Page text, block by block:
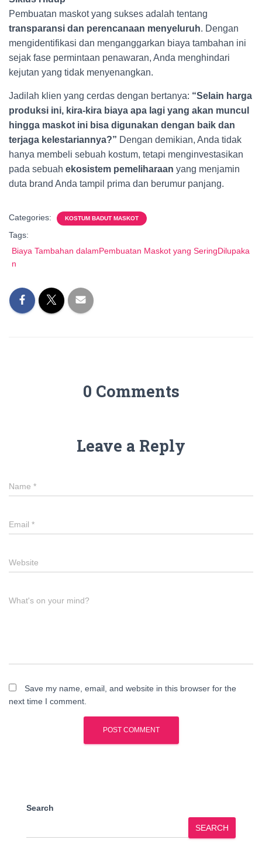
Pembuatan maskot yang sukses adalah tentang
transparansi dan perencanaan menyeluruh. Dengan
mengidentifikasi dan menganggarkan biaya tambahan ini
sejak fase permintaan penawaran, Anda menghindari
kejutan yang tidak menyenangkan.
Jadilah klien yang cerdas dengan bertanya: “Selain harga
produksi ini, kira-kira biaya apa lagi yang akan muncul
hingga maskot ini bisa digunakan dengan baik dan
terjaga kelestariannya?” Dengan demikian, Anda tidak
hanya membeli sebuah kostum, tetapi menginvestasikan
pada sebuah ekosistem pemeliharaan yang menjamin
duta brand Anda tampil prima dan berumur panjang.
Categories: KOSTUM BADUT MASKOT
Tags:
Biaya Tambahan dalamPembuatan Maskot yang SeringDilupaka
n
0 Comments
Leave a Reply
Name *
Email *
Website
What's on your mind?
Save my name, email, and website in this browser for the
next time I comment.
Search
SEARCH